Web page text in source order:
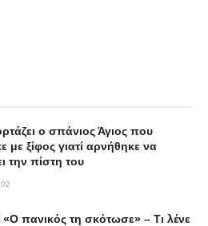
ο σπάνιος Άγιος που
με ξίφος γιατί αρνήθηκε να
την πίστη του
πανικός τη σκότωσε» – Τι λένε